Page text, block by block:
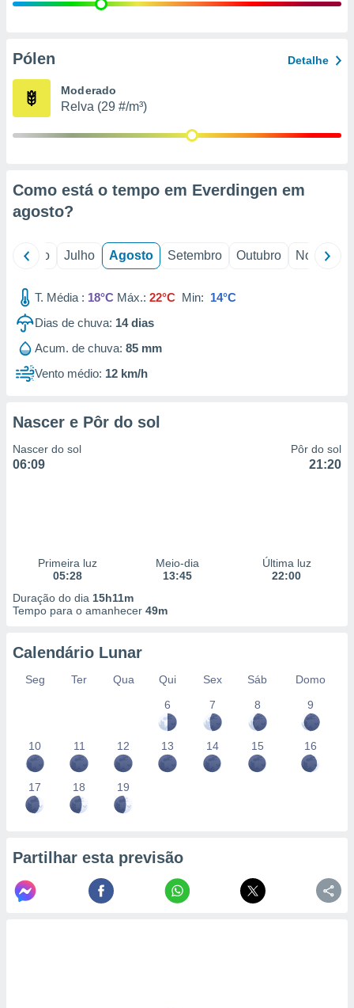
e
de
Pólen Detalhe
Moderado
Relva (29 #/m³)
Como está o tempo em Everdingen em
agosto?
Junho Julho Agosto Setembro Outubro Novembro
T. Média : 18°C Máx.: 22°C Min: 14°C
Dias de chuva: 14dias
Acum. de chuva: 85 mm
Vento médio: 12 km/h
Nascer e Pôr do sol
Nascer do sol
06:09
Pôr do sol
21:20
Primeira luz
05:28
Meio-dia
13:45
Última luz
22:00
Duração do dia 15h11m
Tempo para o amanhecer 49m
Calendário Lunar
Seg Ter Qua Qui Sex Sáb
Domo
6
7 8 9
10 11 12 13 14 15 16
17 18 19
Partilhar esta previsão